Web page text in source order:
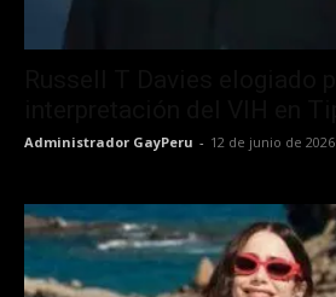
Administrador GayPeru - 12 de junio de 2026